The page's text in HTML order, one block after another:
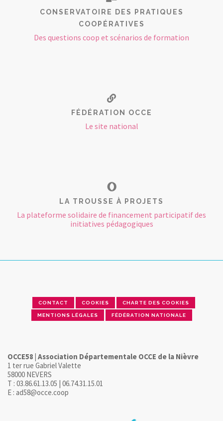
CONSERVATOIRE DES PRATIQUES
COOPÉRATIVES
Des questions coop et scénarios de formation
FÉDÉRATION OCCE
Le site national
LA TROUSSE À PROJETS
La plateforme solidaire de financement participatif des
initiatives pédagogiques
CONTACT COOKIES CHARTE DES COOKIES
MENTIONS LÉGALES FÉDÉRATION NATIONALE
OCCE58 | Association Départementale OCCE de la Nièvre
1 ter rue Gabriel Valette
58000 NEVERS
T : 03.86.61.13.05 | 06.74.31.15.01
E : ad58@occe.coop